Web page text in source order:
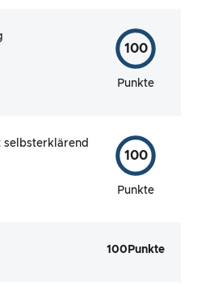
100
Punkte
selbsterklärend
100
Punkte
100 Punkte